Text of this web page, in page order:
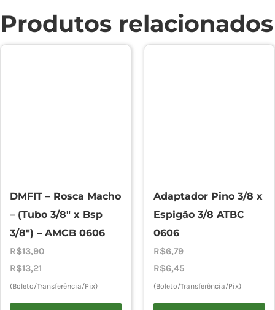
Produtos relacionados
DMFIT – Rosca Macho
– (Tubo 3/8″ x Bsp
3/8″) – AMCB 0606
R$13,90
R$13,21
(Boleto/Transferência/Pix)
Adaptador Pino 3/8 x
Espigão 3/8 ATBC
0606
R$6,79
R$6,45
(Boleto/Transferência/Pix)